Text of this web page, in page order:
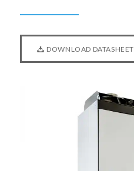
DOWNLOAD DATASHEET